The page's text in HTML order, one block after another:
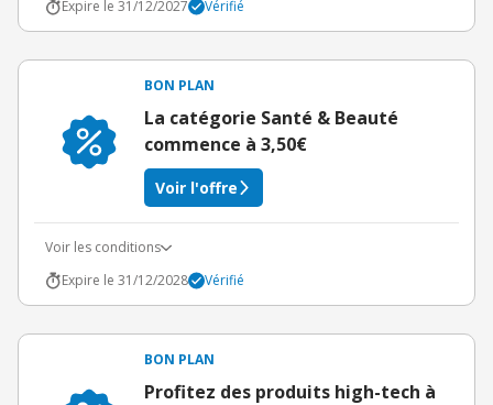
Expire le 31/12/2027 Vérifié
BON PLAN
La catégorie Santé & Beauté
commence à 3,50€
Voir l'offre
Voir les conditions
Expire le 31/12/2028
Vérifié
BON PLAN
Profitez des produits high-tech à